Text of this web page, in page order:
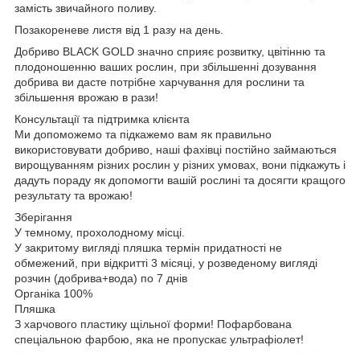
замість звичайного поливу.
Позакореневе листя від 1 разу на день.
Добриво BLACK GOLD значно сприяє розвитку, цвітінню та
плодоношенню ваших рослин, при збільшенні дозування
добрива ви дасте потрібне харчування для рослини та
збільшення врожаю в рази!
Консультації та підтримка клієнта
Ми допоможемо та підкажемо вам як правильно
використовувати добриво, наші фахівці постійно займаються
вирощуванням різних рослин у різних умовах, вони підкажуть і
дадуть пораду як допомогти вашій рослині та досягти кращого
результату та врожаю!
Зберігання
У темному, прохолодному місці.
У закритому вигляді пляшка термін придатності не
обмежений, при відкритті 3 місяці, у розведеному вигляді
розчин (добрива+вода) по 7 днів
Органіка 100%
Пляшка
З харчового пластику щільної форми! Пофарбована
спеціальною фарбою, яка не пропускає ультрафіолет!